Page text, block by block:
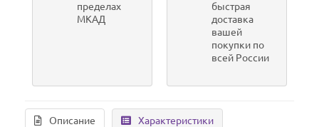
пределах
МКАД
быстрая
доставка
вашей
покупки по
всей России
Описание Характеристики